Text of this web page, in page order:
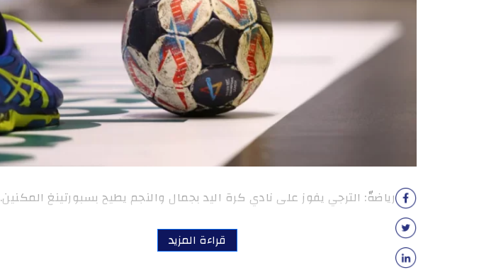
رياضةّ: الترجي يفوز على نادي كرة اليد بجمال والنجم يطيح بسبورتينغ المكنين.
قراءة المزيد